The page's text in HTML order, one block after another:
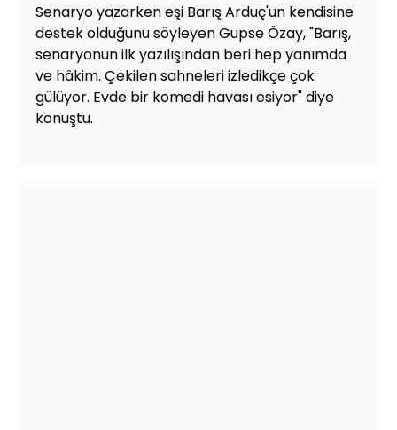
Senaryo yazarken eşi Barış Arduç'un kendisine
destek olduğunu söyleyen Gupse Özay, "Barış,
senaryonun ilk yazılışından beri hep yanımda
ve hâkim. Çekilen sahneleri izledikçe çok
gülüyor. Evde bir komedi havası esiyor" diye
konuştu.